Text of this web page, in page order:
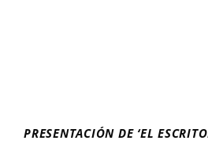
PRESENTACIÓN DE ‘EL